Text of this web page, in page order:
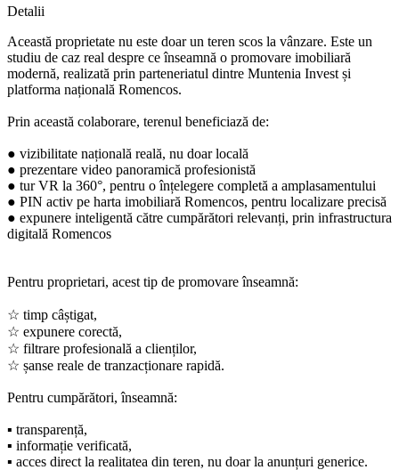
Detalii
Această proprietate nu este doar un teren scos la vânzare. Este un
studiu de caz real despre ce înseamnă o promovare imobiliară
modernă, realizată prin parteneriatul dintre Muntenia Invest și
platforma națională Romencos.
Prin această colaborare, terenul beneficiază de:
● vizibilitate națională reală, nu doar locală
● prezentare video panoramică profesionistă
● tur VR la 360°, pentru o înțelegere completă a amplasamentului
● PIN activ pe harta imobiliară Romencos, pentru localizare precisă
● expunere inteligentă către cumpărători relevanți, prin infrastructura
digitală Romencos
Pentru proprietari, acest tip de promovare înseamnă:
☆ timp câștigat,
☆ expunere corectă,
☆ filtrare profesională a clienților,
☆ șanse reale de tranzacționare rapidă.
Pentru cumpărători, înseamnă:
▪︎ transparență,
▪︎ informație verificată,
▪︎ acces direct la realitatea din teren, nu doar la anunțuri generice.